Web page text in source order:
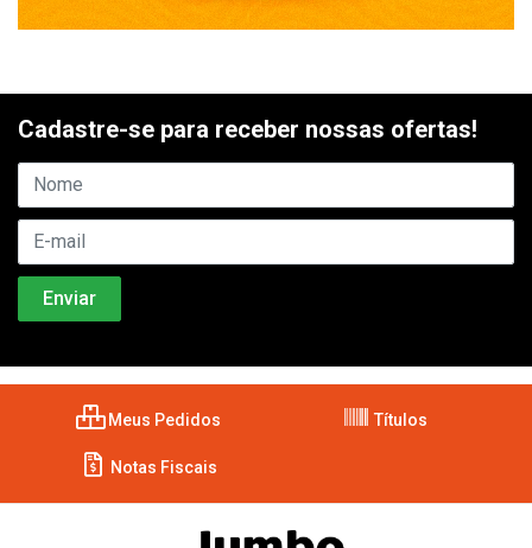
Cadastre-se para receber nossas ofertas!
Meus Pedidos Títulos
Notas Fiscais